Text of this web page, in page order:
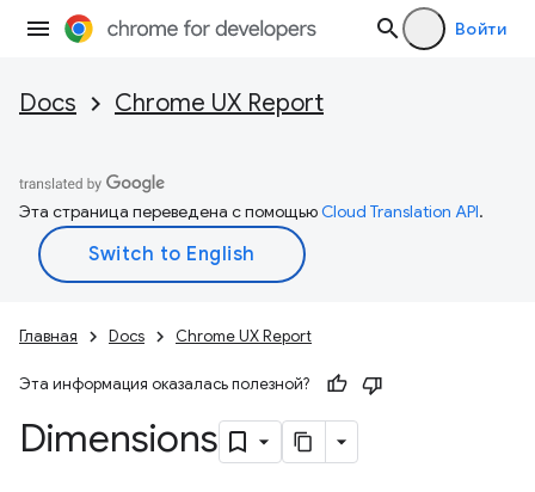
Войти
Docs Chrome UX Report
Эта страница переведена с помощьюCloud Translation API.
Главная Docs Chrome UX Report
Эта информация оказалась полезной?
Dimensions